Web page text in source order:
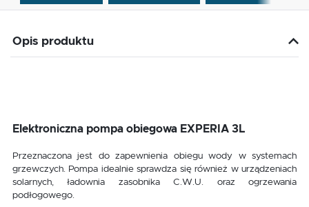
Opis produktu
Elektroniczna pompa obiegowa EXPERIA 3L
Przeznaczona jest do zapewnienia obiegu wody w systemach
grzewczych. Pompa idealnie sprawdza się również w urządzeniach
solarnych, ładownia zasobnika C.W.U. oraz ogrzewania
podłogowego.